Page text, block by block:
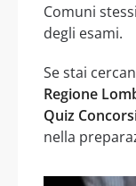
Comuni
degli esami.
Se stai
Regione
Quiz
nella